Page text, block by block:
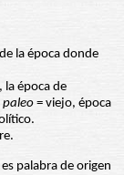
la época donde
la época de
paleo = viejo, época
es palabra de origen